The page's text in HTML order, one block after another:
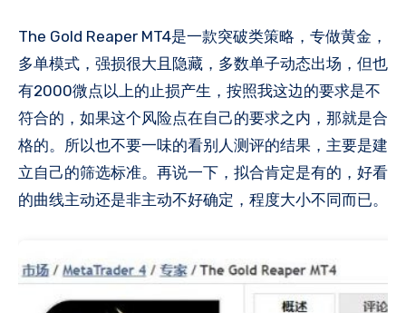
The Gold Reaper MT4是一款突破类策略，专做黄金，
多单模式，强损很大且隐藏，多数单子动态出场，但也
有2000微点以上的止损产生，按照我这边的要求是不
符合的，如果这个风险点在自己的要求之内，那就是合
格的​。所以也不要一味的看别人测评的结果，主要是建
立自己的筛选标准​。再说一下，拟合肯定是有的，好看
的曲线主动还是非主动不好确定，程度大小不同而已。